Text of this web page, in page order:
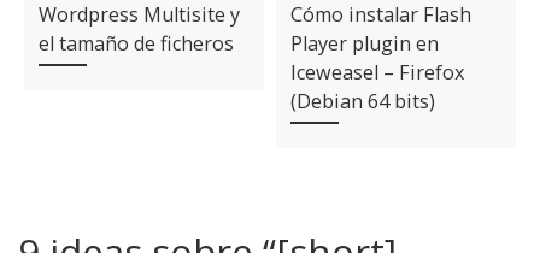
Wordpress Multisite y
el tamaño de ficheros
Cómo instalar Flash
Player plugin en
Iceweasel – Firefox
(Debian 64 bits)